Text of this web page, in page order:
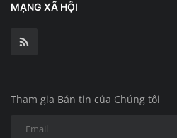
MẠNG XÃ HỘI
Tham gia Bản tin của Chúng tôi